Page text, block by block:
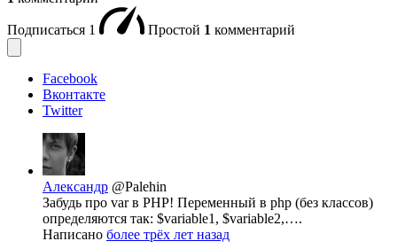
Подписаться 1 Простой 1 комментарий
Facebook
Вконтакте
Twitter
Александр @Palehin
Забудь про var в PHP! Переменный в php (без классов)
определяются так: $variable1, $variable2,….
Написано более трёх лет назад